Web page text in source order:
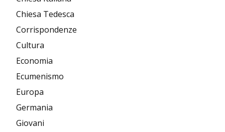
Chiesa Tedesca
Corrispondenze
Cultura
Economia
Ecumenismo
Europa
Germania
Giovani